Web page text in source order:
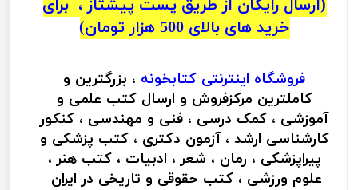
(ارسال رایگان از طریق پست پیشتاز ، برای
خرید های بالای 500 هزار تومان)
فروشگاه اینترنتی کتابخونه ، بزرگترین و
کاملترین مرکزفروش و ارسال کتب علمی و
آموزشی ، کمک درسی ، فنی و مهندسی ، کنکور
کارشناسی ارشد ، آزمون دکتری ، کتب پزشکی و
پیراپزشکی ، رمان ، شعر ، ادبیات ، کتب هنر ،
علوم ورزشی ، کتب حقوقی و تاریخی در ایران